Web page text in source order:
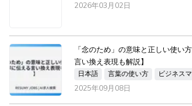
2026年03月02日
「念のため」の意味と正しい使い
言い換え表現も解説】
日本語 言葉の使い方 ビジネス
2025年09月08日